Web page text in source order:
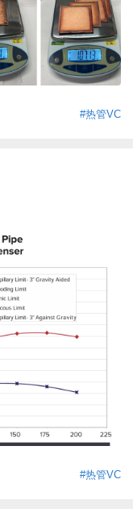
#热管VC
#热管VC